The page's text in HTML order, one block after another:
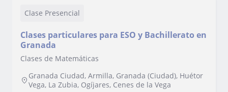
Clase Presencial
Clases particulares para ESO y Bachillerato en
Granada
Clases de Matemáticas
Granada Ciudad, Armilla, Granada (Ciudad), Huétor
Vega, La Zubia, Ogíjares, Cenes de la Vega